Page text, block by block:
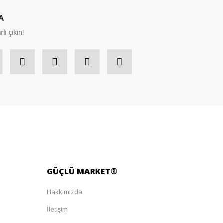
çıkın!
GÜÇLÜ MARKET®
Hakkımızda
İletişim